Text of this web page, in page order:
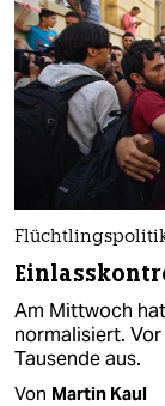
Am Mittwoch
normalisiert.
Tausende aus.
Von Martin Kaul